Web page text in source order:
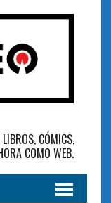
CÓMICS,
COMO WEB.